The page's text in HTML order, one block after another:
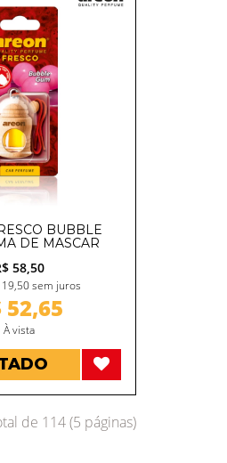
BUBBLE
DE MASCAR
58,50
19,50 sem juros
52,65
À vista
de 114 (5 páginas)